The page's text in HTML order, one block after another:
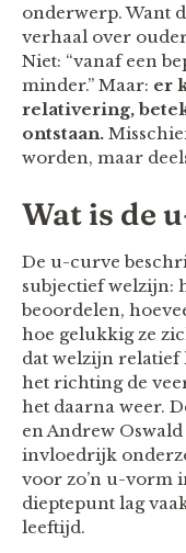
onderwerp. Want
verhaal over
Niet: “vanaf een
minder.” Maar: er
relativering,
ontstaan.
worden, maar
Wat is de
De u-curve
subjectief welzijn:
beoordelen,
hoe gelukkig ze
dat welzijn relatief
het richting de
het daarna weer.
en Andrew
invloedrijk
voor zo’n u-vorm
dieptepunt lag
leeftijd.